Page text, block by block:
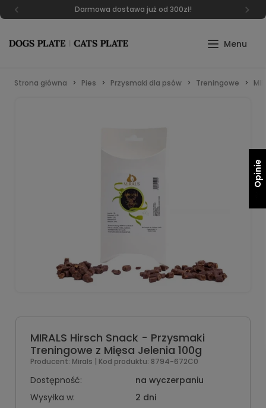
Darmowa dostawa już od 300zł!
Strona główna Pies Przysmaki dla psów Treningowe
MIRALS Hirsch Snack - Przysmaki
Treningowe z Mięsa Jelenia 100g
Producent: Mirals | Kod produktu: 8794-672C0
Dostępność:
na wyczerpaniu
Wysyłka w:
2 dni
Opinie